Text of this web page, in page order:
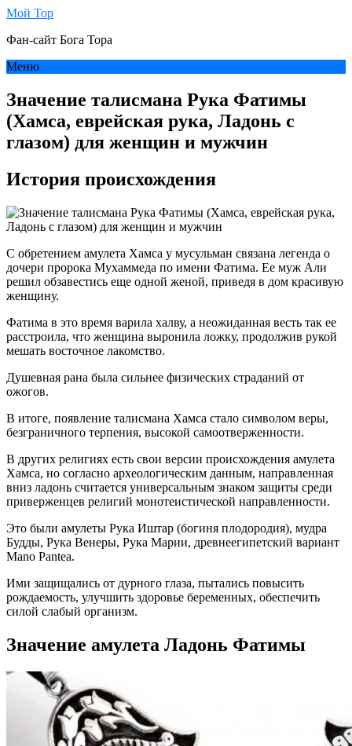
Мой Тор
Фан-сайт Бога Тора
Меню
Значение талисмана Рука Фатимы
(Хамса, еврейская рука, Ладонь с
глазом) для женщин и мужчин
История происхождения
С обретением амулета Хамса у мусульман связана легенда о
дочери пророка Мухаммеда по имени Фатима. Ее муж Али
решил обзавестись еще одной женой, приведя в дом красивую
женщину.
Фатима в это время варила халву, а неожиданная весть так ее
расстроила, что женщина выронила ложку, продолжив рукой
мешать восточное лакомство.
Душевная рана была сильнее физических страданий от
ожогов.
В итоге, появление талисмана Хамса стало символом веры,
безграничного терпения, высокой самоотверженности.
В других религиях есть свои версии происхождения амулета
Хамса, но согласно археологическим данным, направленная
вниз ладонь считается универсальным знаком защиты среди
приверженцев религий монотеистической направленности.
Это были амулеты Рука Иштар (богиня плодородия), мудра
Будды, Рука Венеры, Рука Марии, древнеегипетский вариант
Mano Pantea.
Ими защищались от дурного глаза, пытались повысить
рождаемость, улучшить здоровье беременных, обеспечить
силой слабый организм.
Значение амулета Ладонь Фатимы